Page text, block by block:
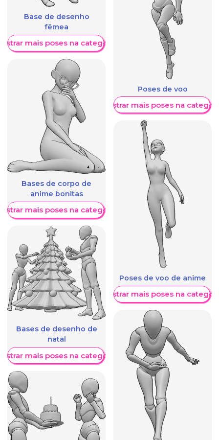
Base de desenho
fêmea
mais poses na categoria
Bases de corpo de
anime bonitas
mais poses na categoria
Bases de desenho de
natal
mais poses na categoria
Poses de voo
Mostrar mais poses na
Poses de voo de anime
Mostrar mais poses na